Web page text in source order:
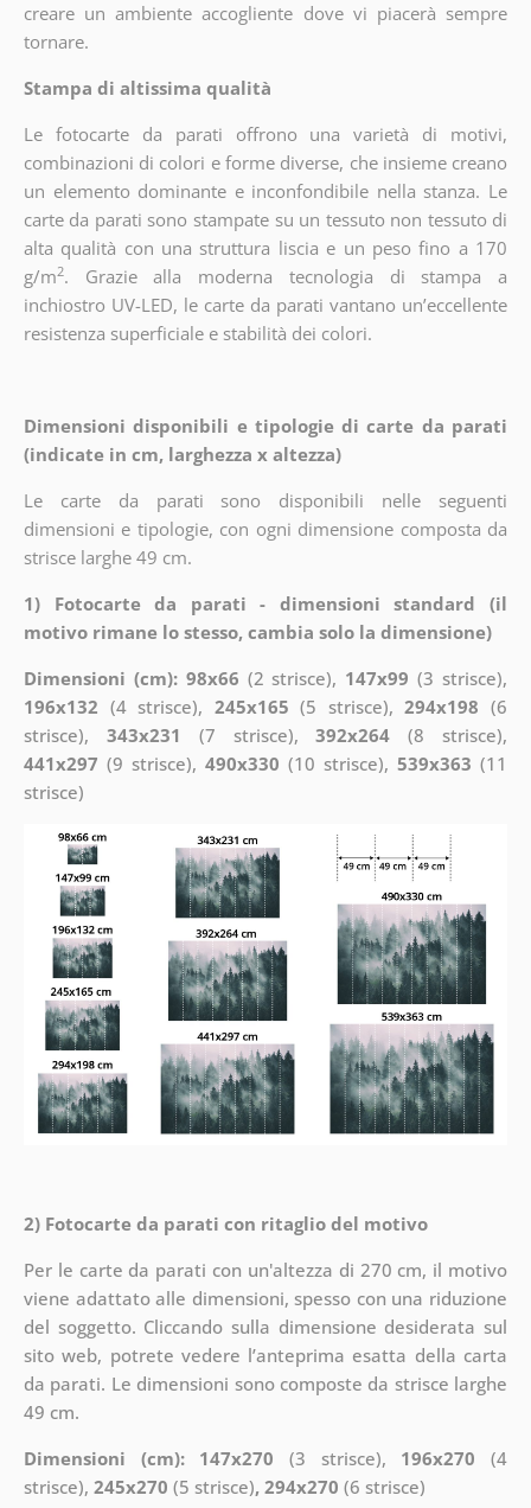
creare un ambiente accogliente dove vi piacerà sempre
tornare.
Stampa di altissima qualità
Le fotocarte da parati offrono una varietà di motivi,
combinazioni di colori e forme diverse, che insieme creano
un elemento dominante e inconfondibile nella stanza. Le
carte da parati sono stampate su un tessuto non tessuto di
alta qualità con una struttura liscia e un peso fino a 170
g/m2. Grazie alla moderna tecnologia di stampa a
inchiostro UV-LED, le carte da parati vantano un’eccellente
resistenza superficiale e stabilità dei colori.
Dimensioni disponibili e tipologie di carte da parati
(indicate in cm, larghezza x altezza)
Le carte da parati sono disponibili nelle seguenti
dimensioni e tipologie, con ogni dimensione composta da
strisce larghe 49 cm.
1) Fotocarte da parati - dimensioni standard (il
motivo rimane lo stesso, cambia solo la dimensione)
Dimensioni (cm): 98x66 (2 strisce), 147x99 (3 strisce),
196x132 (4 strisce), 245x165 (5 strisce),294x198 (6
strisce), 343x231 (7 strisce),392x264 (8 strisce),
441x297 (9 strisce), 490x330 (10 strisce),539x363 (11
strisce)
2) Fotocarte da parati con ritaglio del motivo
Per le carte da parati con un'altezza di 270 cm, il motivo
viene adattato alle dimensioni, spesso con una riduzione
del soggetto. Cliccando sulla dimensione desiderata sul
sito web, potrete vedere l’anteprima esatta della carta
da parati. Le dimensioni sono composte da strisce larghe
49 cm.
Dimensioni (cm): 147x270 (3 strisce), 196x270 (4
strisce), 245x270 (5 strisce), 294x270 (6 strisce)